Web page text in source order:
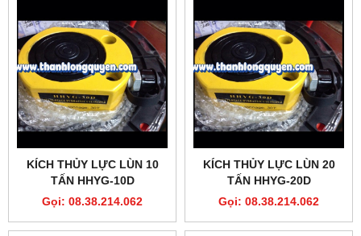
KÍCH THỦY LỰC LÙN 10
TẤN HHYG-10D
Gọi: 08.38.214.062
KÍCH THỦY LỰC LÙN 20
TẤN HHYG-20D
Gọi: 08.38.214.062